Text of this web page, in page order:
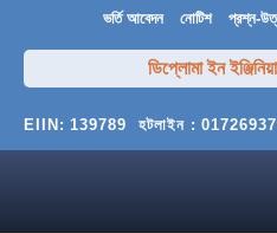
ভর্তি আবেদন নোটিশ প্রশ্ন-
ডিপ্লোমা ইন
EIIN: 139789 হটলাইন :